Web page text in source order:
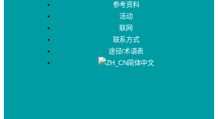
参考资料
活动
联网
联系方式
途径/术语表
简体中文